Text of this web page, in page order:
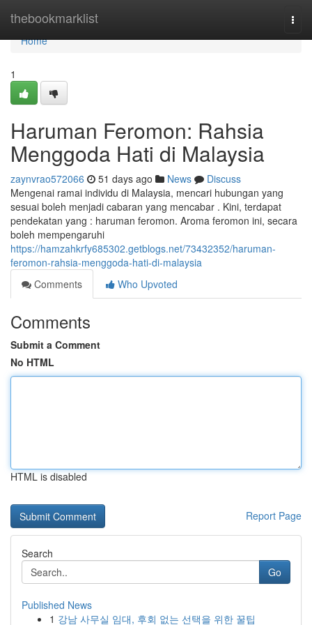
thebookmarklist
Home
Home
1
Haruman Feromon: Rahsia
Menggoda Hati di Malaysia
zaynvrao572066 51 days ago News
Discuss
Mengenai ramai individu di Malaysia, mencari hubungan yang
sesuai boleh menjadi cabaran yang mencabar . Kini, terdapat
pendekatan yang : haruman feromon. Aroma feromon ini, secara
boleh mempengaruhi
https://hamzahkrfy685302.getblogs.net/73432352/haruman-
feromon-rahsia-menggoda-hati-di-malaysia
Comments
Who Upvoted
Comments
Submit a Comment
No HTML
HTML is disabled
Report Page
Search
Go
Published News
1 강남 사무실 임대, 후회 없는 선택을 위한 꿀팁